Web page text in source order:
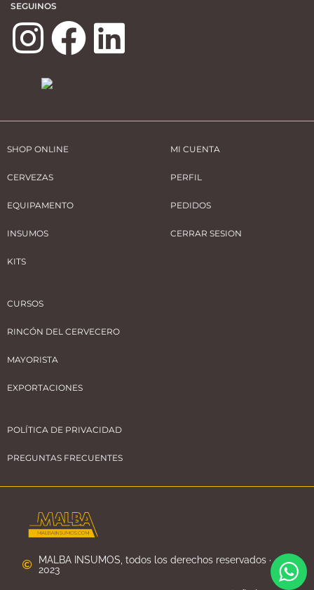
SEGUINOS
SHOP ONLINE
CERVEZAS
EQUIPAMENTO
INSUMOS
KITS
MI CUENTA
PERFIL
PEDIDOS
CERRAR SESION
CURSOS
RINCÓN DEL CERVECERO
MAYORISTA
EXPORTACIONES
POLÍTICA DE PRIVACIDAD
PREGUNTAS FRECUENTES
MALBA INSUMOS, todos los derechos reservados ·
2023